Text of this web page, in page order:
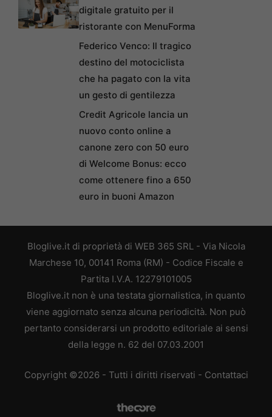
digitale gratuito per il
ristorante con MenuForma
Federico Venco: Il tragico
destino del motociclista
che ha pagato con la vita
un gesto di gentilezza
Credit Agricole lancia un
nuovo conto online a
canone zero con 50 euro
di Welcome Bonus: ecco
come ottenere fino a 650
euro in buoni Amazon
Bloglive.it di proprietà di WEB 365 SRL - Via Nicola
Marchese 10, 00141 Roma (RM) - Codice Fiscale e
Partita I.V.A. 12279101005
Bloglive.it non è una testata giornalistica, in quanto
viene aggiornato senza alcuna periodicità. Non può
pertanto considerarsi un prodotto editoriale ai sensi
della legge n. 62 del 07.03.2001
Copyright ©2026 - Tutti i diritti riservati - Contattaci